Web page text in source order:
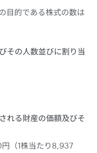
目的である株式の数は
その人数並びに割り当
れる財産の価額及びそ
（1株当たり8,937